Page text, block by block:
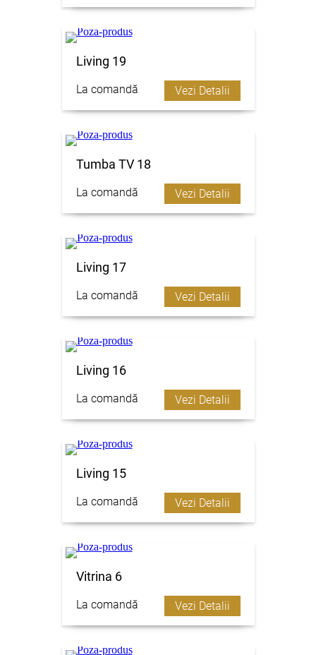
Living 19
La comandă Vezi Detalii
Tumba TV 18
La comandă Vezi Detalii
Living 17
La comandă Vezi Detalii
Living 16
La comandă Vezi Detalii
Living 15
La comandă Vezi Detalii
Vitrina 6
La comandă Vezi Detalii